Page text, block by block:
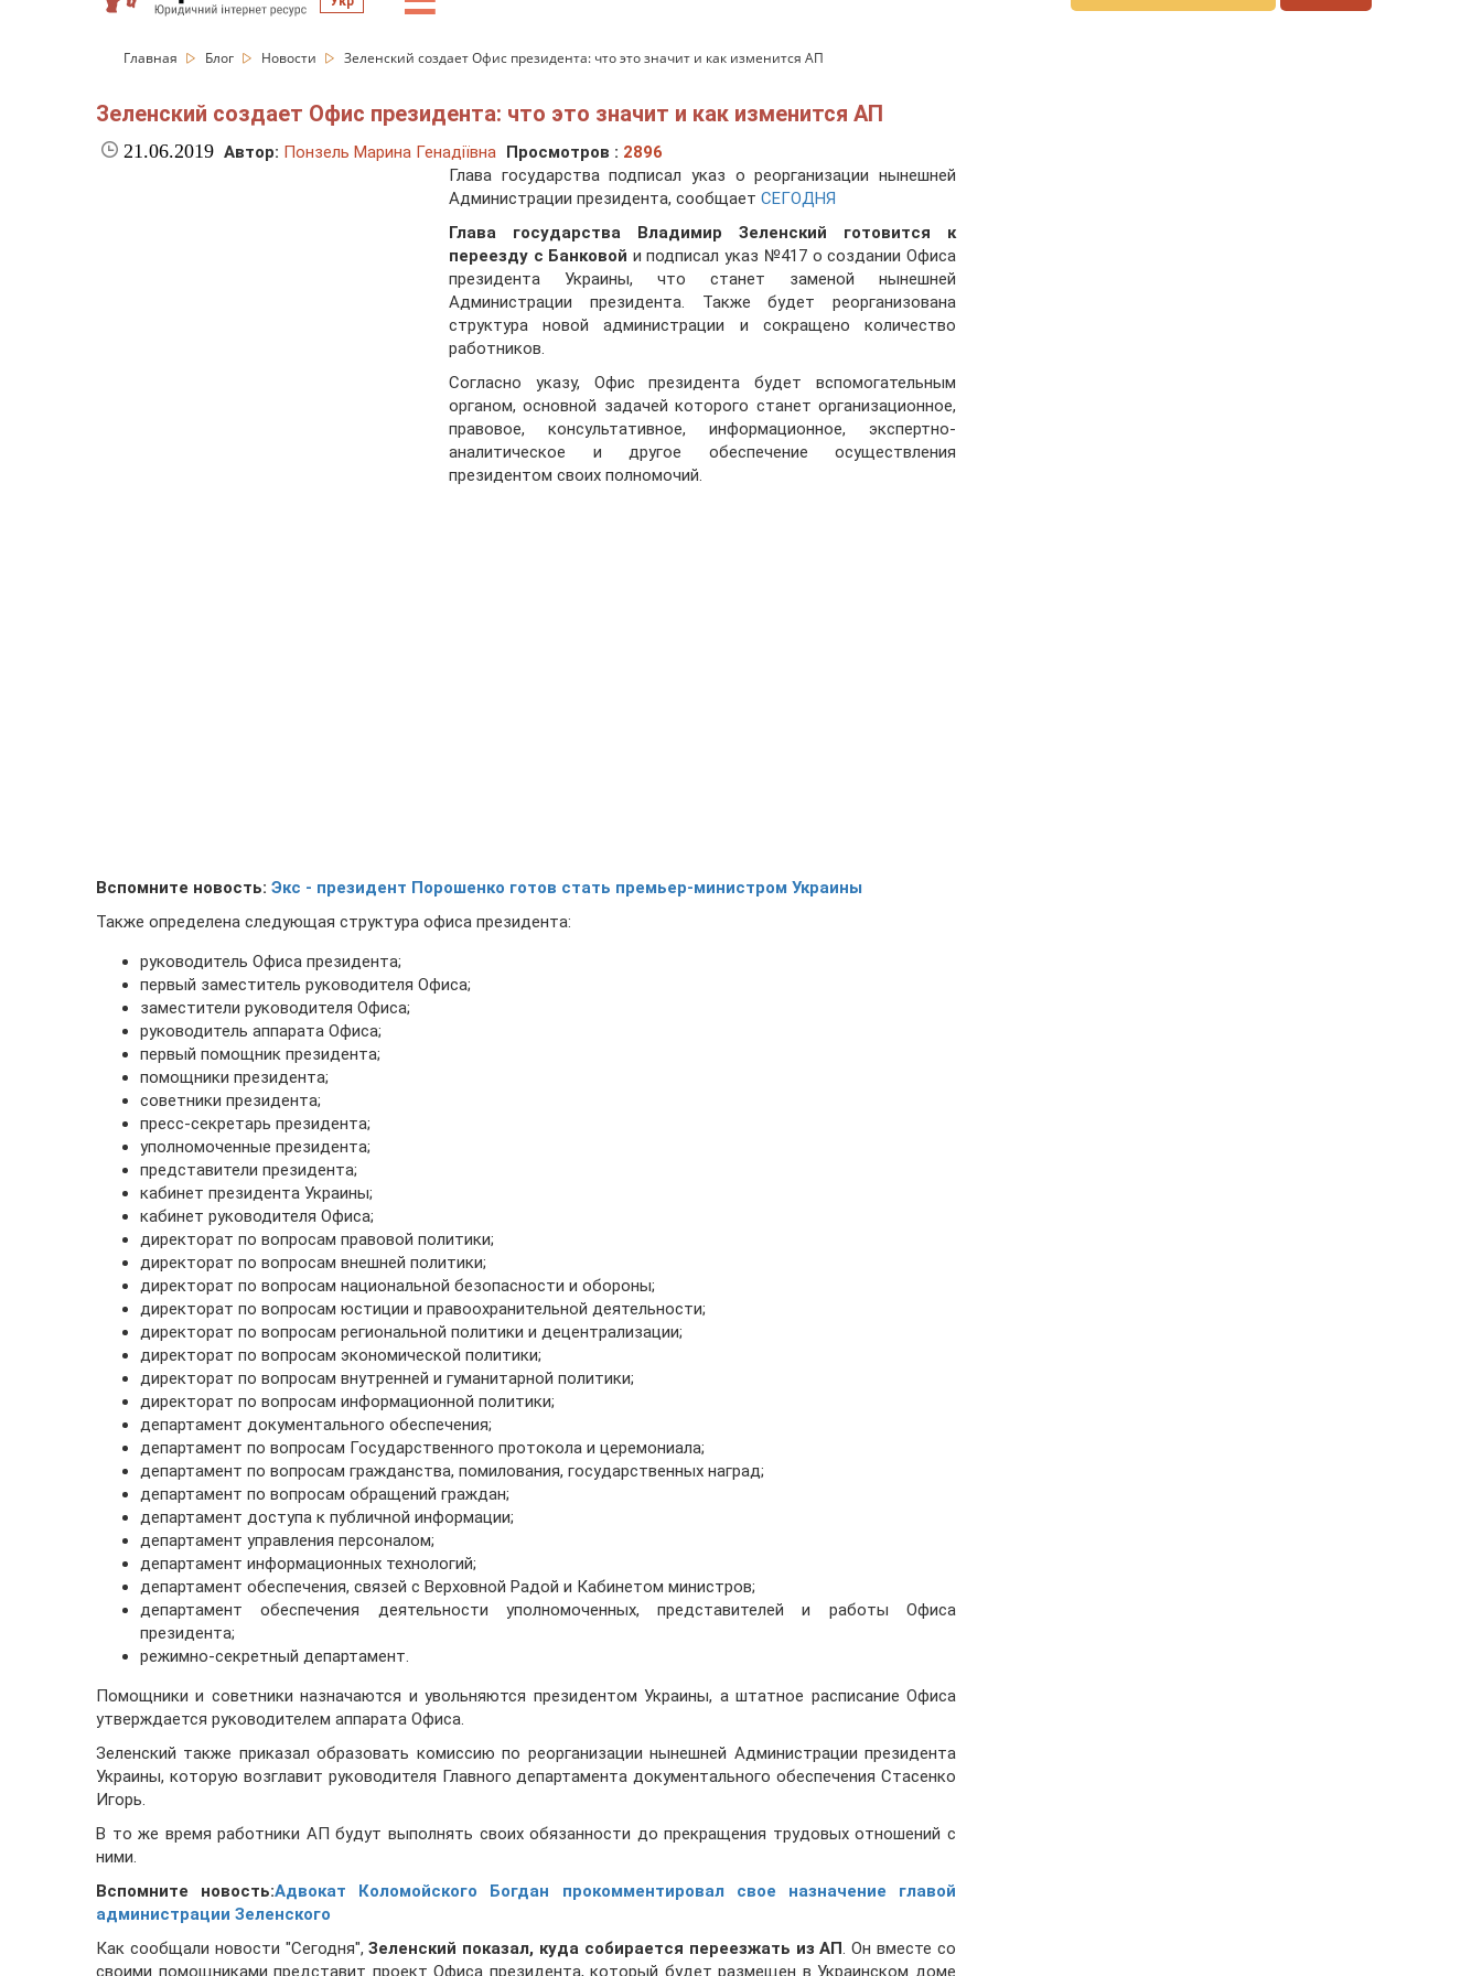
Главная Блог Новости Зеленский создает Офис президента: что это значит и как изменится АП
Зеленский создает Офис президента: что это значит и как изменится АП
21.06.2019 Автор: Понзель Марина Генадіївна Просмотров : 2896
Глава государства подписал указ о реорганизации нынешней
Администрации президента, сообщает СЕГОДНЯ
Глава государства Владимир Зеленский готовится к
переезду с Банковой и подписал указ №417 о создании Офиса
президента Украины, что станет заменой нынешней
Администрации президента. Также будет реорганизована
структура новой администрации и сокращено количество
работников.
Согласно указу, Офис президента будет вспомогательным
органом, основной задачей которого станет организационное,
правовое, консультативное, информационное, экспертно-
аналитическое и другое обеспечение осуществления
президентом своих полномочий.
Вспомните новость: Экс - президент Порошенко готов стать премьер-министром Украины
Также определена следующая структура офиса президента:
руководитель Офиса президента;
первый заместитель руководителя Офиса;
заместители руководителя Офиса;
руководитель аппарата Офиса;
первый помощник президента;
помощники президента;
советники президента;
пресс-секретарь президента;
уполномоченные президента;
представители президента;
кабинет президента Украины;
кабинет руководителя Офиса;
директорат по вопросам правовой политики;
директорат по вопросам внешней политики;
директорат по вопросам национальной безопасности и обороны;
директорат по вопросам юстиции и правоохранительной деятельности;
директорат по вопросам региональной политики и децентрализации;
директорат по вопросам экономической политики;
директорат по вопросам внутренней и гуманитарной политики;
директорат по вопросам информационной политики;
департамент документального обеспечения;
департамент по вопросам Государственного протокола и церемониала;
департамент по вопросам гражданства, помилования, государственных наград;
департамент по вопросам обращений граждан;
департамент доступа к публичной информации;
департамент управления персоналом;
департамент информационных технологий;
департамент обеспечения, связей с Верховной Радой и Кабинетом министров;
департамент обеспечения деятельности уполномоченных, представителей и работы Офиса
президента;
режимно-секретный департамент.
Помощники и советники назначаются и увольняются президентом Украины, а штатное расписание Офиса
утверждается руководителем аппарата Офиса.
Зеленский также приказал образовать комиссию по реорганизации нынешней Администрации президента
Украины, которую возглавит руководителя Главного департамента документального обеспечения Стасенко
Игорь.
В то же время работники АП будут выполнять своих обязанности до прекращения трудовых отношений с
ними.
Вспомните новость:Адвокат Коломойского Богдан прокомментировал свое назначение главой
администрации Зеленского
Как сообщали новости "Сегодня",Зеленский показал, куда собирается переезжать из АП. Он вместе со
своими помощниками представит проект Офиса президента, который будет размещен в Украинском доме